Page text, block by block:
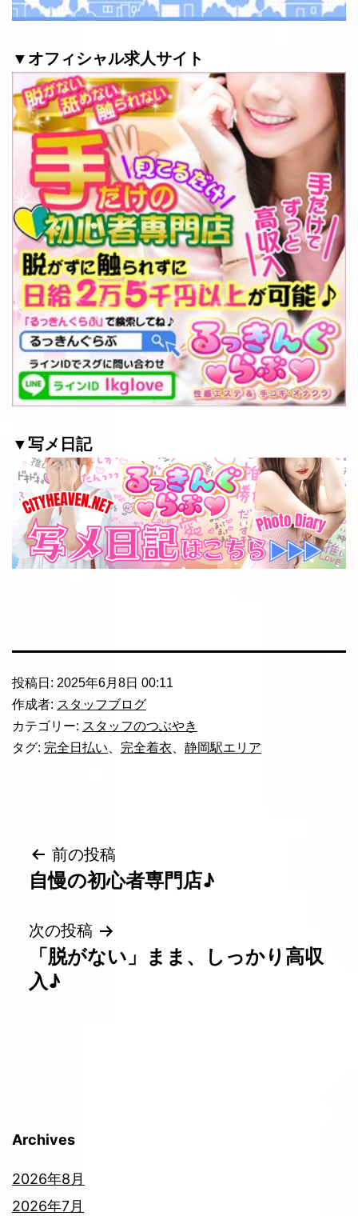
▼オフィシャル求人サイト
▼写メ日記
投稿日: 2025年6月8日 00:11
作成者: スタッフブログ
カテゴリー: スタッフのつぶやき
タグ: 完全日払い 完全着衣 静岡駅エリア
投
稿
ナ
ビ
ン
前の投稿
自慢の初心者専門店♪
次の投稿
「脱がない」まま、しっかり高収
入♪
Archives
2026年8月
2026年7月